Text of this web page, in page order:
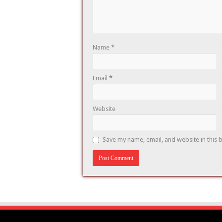
Name *
Email *
Website
Save my name, email, and website in